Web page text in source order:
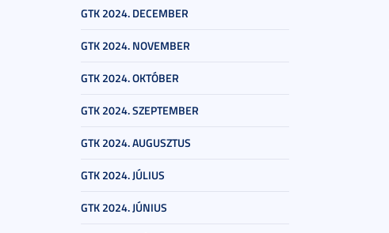
GTK 2024. DECEMBER
GTK 2024. NOVEMBER
GTK 2024. OKTÓBER
GTK 2024. SZEPTEMBER
GTK 2024. AUGUSZTUS
GTK 2024. JÚLIUS
GTK 2024. JÚNIUS